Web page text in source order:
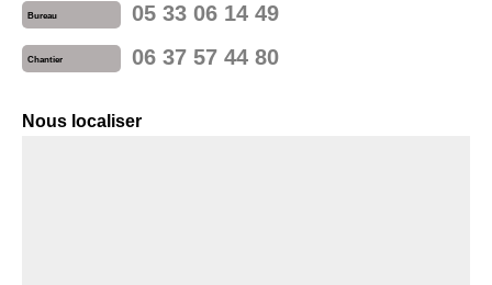
Bureau 05 33 06 14 49
Chantier 06 37 57 44 80
Nous localiser